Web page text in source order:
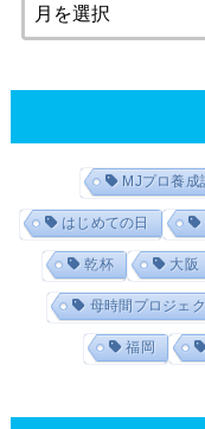
MJプロ養成
はじめての日
乾杯 大阪
母時間プロジェ
福岡